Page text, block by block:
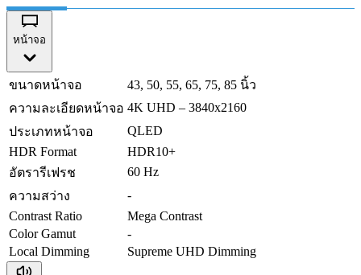
หน้าจอ
ขนาดหน้าจอ
43, 50, 55, 65, 75, 85 นิ้ว
ความละเอียดหน้าจอ 4K UHD – 3840x2160
ประเภทหน้าจอ
QLED
HDR Format
HDR10+
อัตรารีเฟรช
60 Hz
ความสว่าง
-
Contrast Ratio
Mega Contrast
Color Gamut
-
Local Dimming
Supreme UHD Dimming